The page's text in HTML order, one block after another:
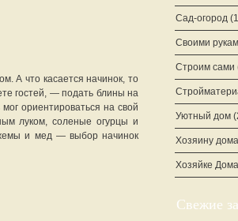
А что касается начинок, то
гостей, — подать блины на
ориентироваться на свой
луком, соленые огурцы и
и мед — выбор начинок
Сад-огород
Своими
Строим сами
Уютный дом
Хозяину дома
Хозяйке Дома
Свежие